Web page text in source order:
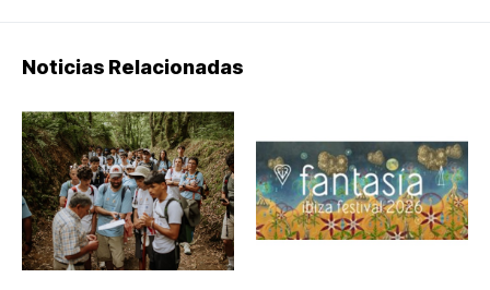
Noticias Relacionadas